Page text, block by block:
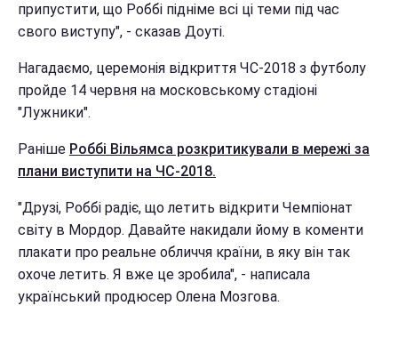
припустити, що Роббі підніме всі ці теми під час
свого виступу", - сказав Доуті.
Нагадаємо, церемонія відкриття ЧС-2018 з футболу
пройде 14 червня на московському стадіоні
"Лужники".
Раніше Роббі Вільямса розкритикували в мережі за
плани виступити на ЧС-2018.
"Друзі, Роббі радіє, що летить відкрити Чемпіонат
світу в Мордор. Давайте накидали йому в коменти
плакати про реальне обличчя країни, в яку він так
охоче летить. Я вже це зробила", - написала
український продюсер Олена Мозгова.